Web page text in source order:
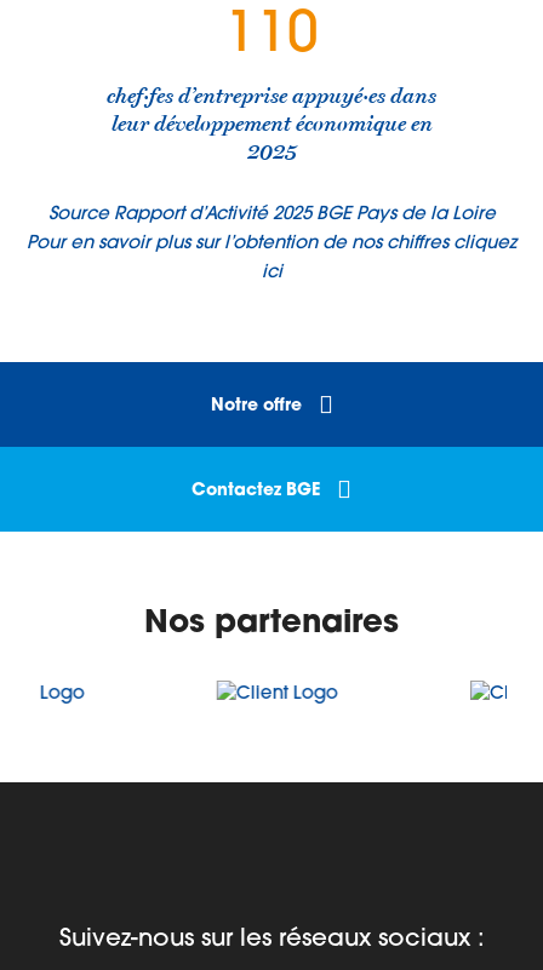
110
chef·fes d’entreprise appuyé·es dans
leur développement économique en
2025
Source Rapport d’Activité 2025 BGE Pays de la Loire
Pour en savoir plus sur l’obtention de nos chiffres cliquez
ici
Notre offre
Contactez BGE
Nos partenaires
Suivez-nous sur les réseaux sociaux :